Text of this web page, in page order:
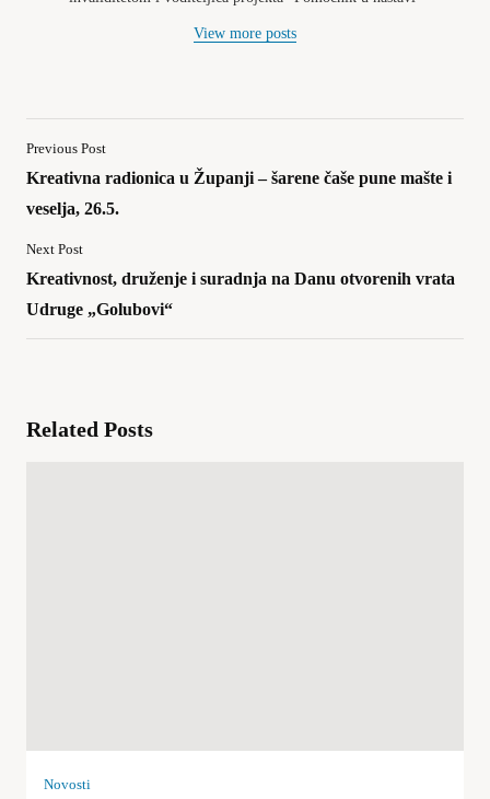
View more posts
Previous Post
Kreativna radionica u Županji – šarene čaše pune mašte i
veselja, 26.5.
Next Post
Kreativnost, druženje i suradnja na Danu otvorenih vrata
Udruge „Golubovi“
Related Posts
Novosti